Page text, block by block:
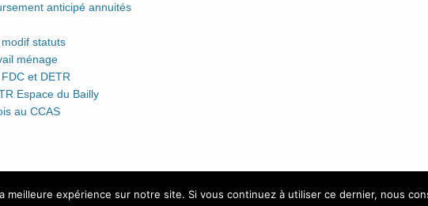
anticipé annuités
statuts
ménage
et DETR
Espace du Bailly
au CCAS
/ RéalisationLes 9 Couleurs à Evreux Menu
Accueil Politique
meilleure expérience sur notre site. Si vous continuez à utiliser ce dernier, nous